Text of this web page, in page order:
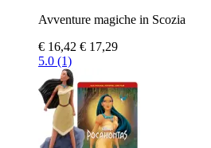
Avventure magiche in Scozia
€ 16,42 € 17,29
5.0 (1)